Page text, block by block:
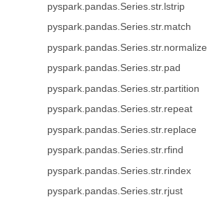
pyspark.pandas.Series.str.lstrip
pyspark.pandas.Series.str.match
pyspark.pandas.Series.str.normalize
pyspark.pandas.Series.str.pad
pyspark.pandas.Series.str.partition
pyspark.pandas.Series.str.repeat
pyspark.pandas.Series.str.replace
pyspark.pandas.Series.str.rfind
pyspark.pandas.Series.str.rindex
pyspark.pandas.Series.str.rjust